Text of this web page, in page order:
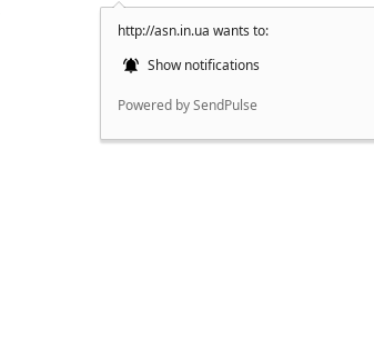
http://asn.in.ua wants to:
Show notifications
Powered by SendPulse